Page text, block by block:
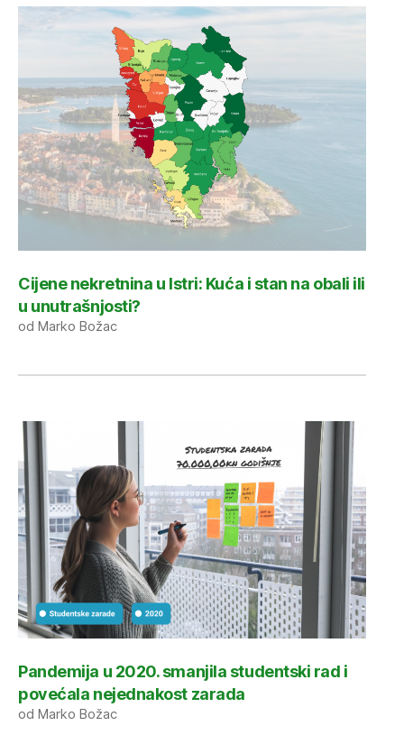
Cijene nekretnina u Istri: Kuća i stan na obali ili
u unutrašnjosti?
od Marko Božac
Pandemija u 2020. smanjila studentski rad i
povećala nejednakost zarada
od Marko Božac